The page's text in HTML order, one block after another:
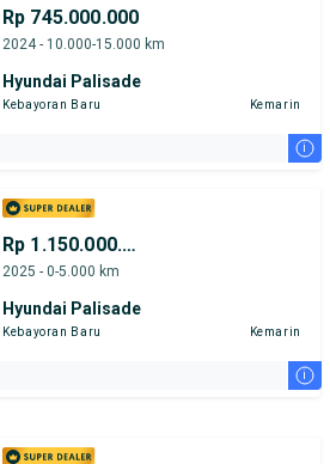
Rp 745.000.000
2024 - 10.000-15.000 km
Hyundai Palisade
Kebayoran Baru Kemarin
i
Rp 1.150.000.000
2025 - 0-5.000 km
Hyundai Palisade
Kebayoran Baru Kemarin
i